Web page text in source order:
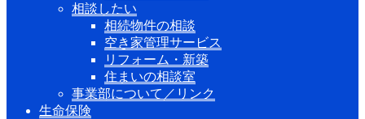
相談したい
相続物件の相談
空き家管理サービス
リフォーム・新築
住まいの相談室
事業部について／リンク
生命保険